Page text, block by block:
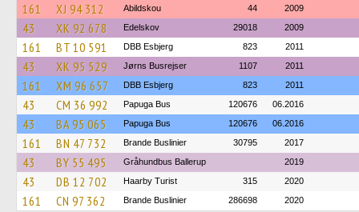
161 XJ 94 312 Abildskou 44 2009
43 XK 92 678 Edelskov 29018 2009
161 BT 10 591 DBB Esbjerg 823 2011
43 XK 95 529 Jørns Busrejser 1107 2011
161 XM 96 657 DBB Esbjerg 823 2011
43 CM 36 992 Papuga Bus 120676 06.2016
43 BA 95 065 Papuga Bus 120676 06.2016
161 BN 47 732 Brande Buslinier 30795 2017
43 BY 55 495 Gråhundbus Ballerup 2019
43 DB 12 702 Haarby Turist 315 2020
161 CN 97 362 Brande Buslinier 286698 2020